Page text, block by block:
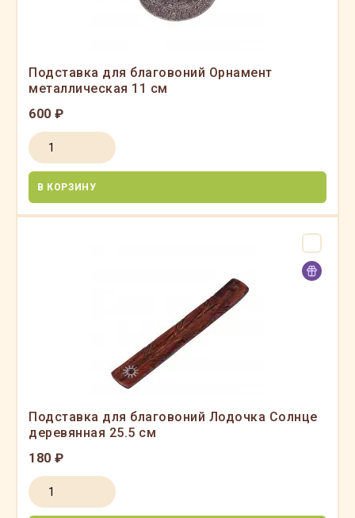
Подставка для благовоний Орнамент
металлическая 11 см
600 ₽
В КОРЗИНУ
Подставка для благовоний Лодочка Солнце
деревянная 25.5 см
180 ₽